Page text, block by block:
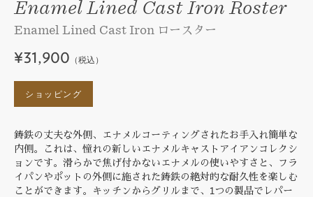
Enamel Lined Cast Iron Roster
Enamel Lined Cast Iron ロースター
¥31,900 （税込）
ショッピング
鋳鉄の丈夫な外側、エナメルコーティングされたお手入れ簡単な
内側。これは、憧れの新しいエナメルキャストアイアンコレクシ
ョンです。滑らかで焦げ付かないエナメルの使いやすさと、フラ
イパンやポットの外側に施された鋳鉄の絶対的な耐久性を楽しむ
ことができます。キッチンからグリルまで、1つの製品でレパー